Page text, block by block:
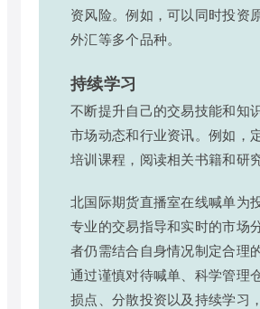
资风险。例如，可以同时投资
外汇等多个品种。
持续学习
不断提升自己的交易技能和知
市场动态和行业资讯。例如，
培训课程，阅读相关书籍和研究
北国际期货直播室在线喊单为
专业的交易指导和实时的市场
者仍需结合自身情况制定合理
通过谨慎对待喊单、科学管理
损点、分散投资以及持续学习